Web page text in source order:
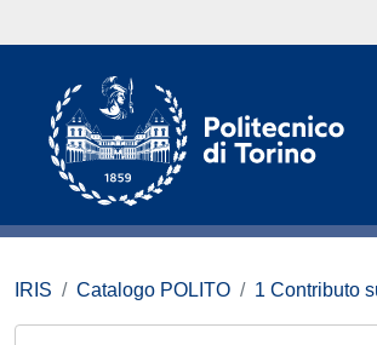
IRIS Catalogo POLITO 1 Contributo